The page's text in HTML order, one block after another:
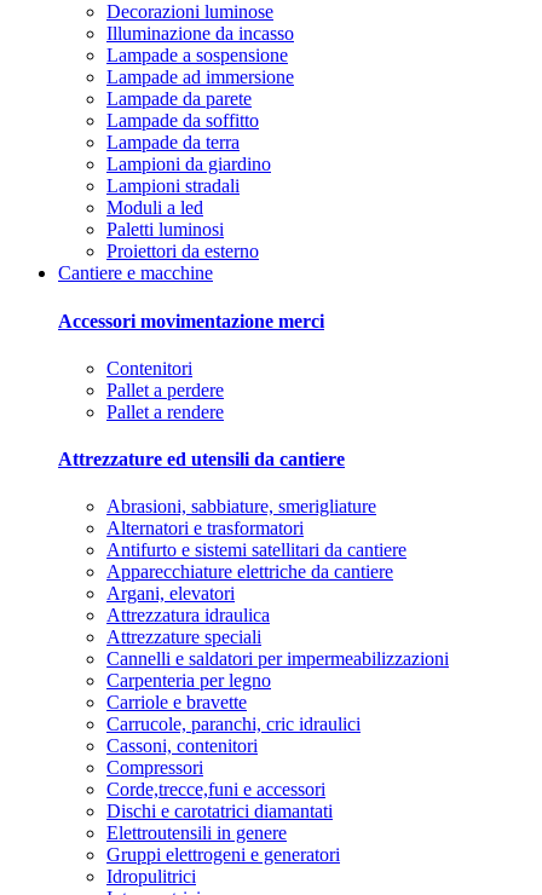
Decorazioni luminose
Illuminazione da incasso
Lampade a sospensione
Lampade ad immersione
Lampade da parete
Lampade da soffitto
Lampade da terra
Lampioni da giardino
Lampioni stradali
Moduli a led
Paletti luminosi
Proiettori da esterno
Cantiere e macchine
Accessori movimentazione merci
Contenitori
Pallet a perdere
Pallet a rendere
Attrezzature ed utensili da cantiere
Abrasioni, sabbiature, smerigliature
Alternatori e trasformatori
Antifurto e sistemi satellitari da cantiere
Apparecchiature elettriche da cantiere
Argani, elevatori
Attrezzatura idraulica
Attrezzature speciali
Cannelli e saldatori per impermeabilizzazioni
Carpenteria per legno
Carriole e bravette
Carrucole, paranchi, cric idraulici
Cassoni, contenitori
Compressori
Corde,trecce,funi e accessori
Dischi e carotatrici diamantati
Elettroutensili in genere
Gruppi elettrogeni e generatori
Idropulitrici